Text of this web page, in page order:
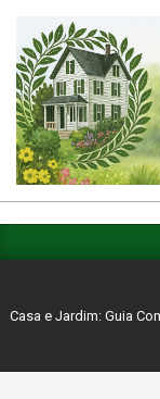
content
CASA
E
GUIA
Navigation
Casa e Jardim: Guia